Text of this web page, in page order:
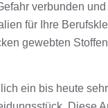
verbunden
für Ihre
gewebten
ein bis heute